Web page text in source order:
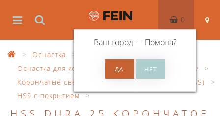
Ваш город — Помона?
0
Оснастка
Оснастка для корончатого сверления по металлу
Корончатые сверла из быстрорежущей стали (HSS)
HSS с покрытием
HSS DURA 25 КОРОНЧАТОЕ